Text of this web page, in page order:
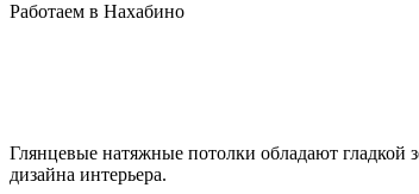
Работаем в Нахабино
Глянцевые натяжные потолки обладают гладкой
дизайна интерьера.